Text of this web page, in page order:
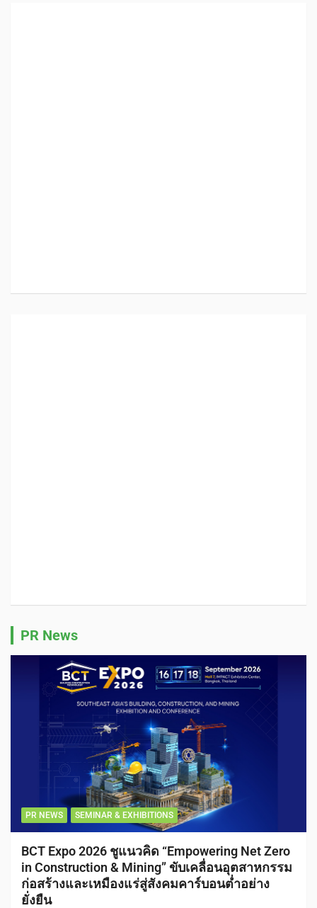
PR News
PR NEWS SEMINAR & EXHIBITIONS
BCT Expo 2026 ชูแนวคิด “Empowering Net Zero
in Construction & Mining” ขับเคลื่อนอุตสาหกรรม
ก่อสร้างและเหมืองแร่สู่สังคมคาร์บอนต่ำอย่าง
ยั่งยืน